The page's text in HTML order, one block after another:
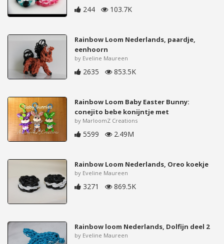
244 103.7K
Rainbow Loom Nederlands, paardje,
eenhoorn
by Eveline Maureen
2635 853.5K
Rainbow Loom Baby Easter Bunny:
conejito bebe konijntje met
by MarloomZ Creations
5599 2.49M
Rainbow Loom Nederlands, Oreo koekje
by Eveline Maureen
3271 869.5K
Rainbow loom Nederlands, Dolfijn deel 2
by Eveline Maureen